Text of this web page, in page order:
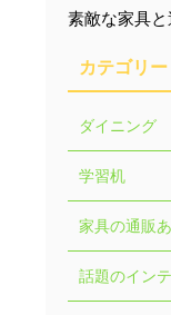
素敵な家具
カテゴリー
ダイニング
学習机
家具の通販
話題のイン